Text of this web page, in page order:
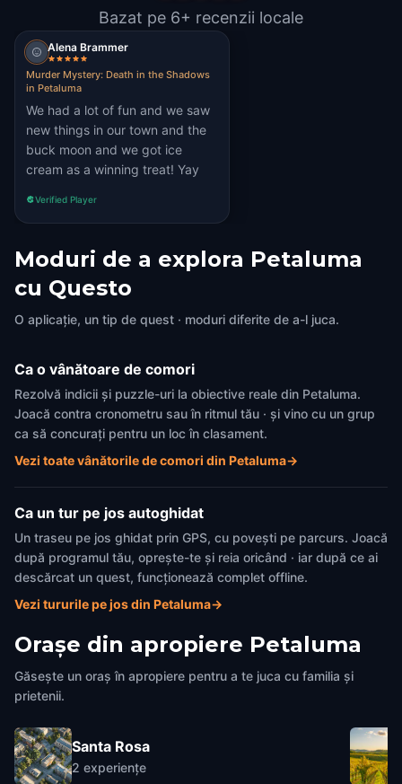
Bazat pe 6+ recenzii locale
Alena Brammer
Murder Mystery: Death in the Shadows
in Petaluma
We had a lot of fun and we saw
new things in our town and the
buck moon and we got ice
cream as a winning treat! Yay
Verified Player
Moduri de a explora Petaluma
cu Questo
O aplicație, un tip de quest · moduri diferite de a-l juca.
Ca o vânătoare de comori
Rezolvă indicii și puzzle-uri la obiective reale din Petaluma.
Joacă contra cronometru sau în ritmul tău · și vino cu un grup
ca să concurați pentru un loc în clasament.
Vezi toate vânătorile de comori din Petaluma→
Ca un tur pe jos autoghidat
Un traseu pe jos ghidat prin GPS, cu povești pe parcurs. Joacă
după programul tău, oprește-te și reia oricând · iar după ce ai
descărcat un quest, funcționează complet offline.
Vezi tururile pe jos din Petaluma→
Orașe din apropiere Petaluma
Găsește un oraș în apropiere pentru a te juca cu familia și
prietenii.
Santa Rosa
2 experiențe